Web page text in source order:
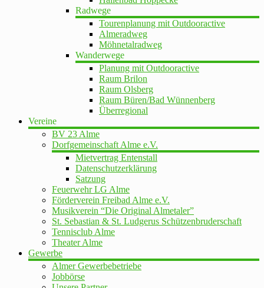
Radwege
Tourenplanung mit Outdooractive
Almeradweg
Möhnetalradweg
Wanderwege
Planung mit Outdooractive
Raum Brilon
Raum Olsberg
Raum Büren/Bad Wünnenberg
Überregional
Vereine
BV 23 Alme
Dorfgemeinschaft Alme e.V.
Mietvertrag Entenstall
Datenschutzerklärung
Satzung
Feuerwehr LG Alme
Förderverein Freibad Alme e.V.
Musikverein “Die Original Almetaler”
St. Sebastian & St. Ludgerus Schützenbruderschaft
Tennisclub Alme
Theater Alme
Gewerbe
Almer Gewerbebetriebe
Jobbörse